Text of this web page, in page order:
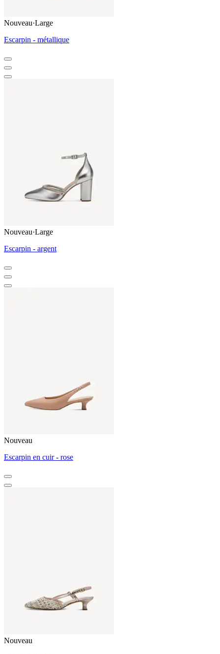
Nouveau·Large
Escarpin - métallique
Nouveau·Large
Escarpin - argent
Nouveau
Escarpin en cuir - rose
Nouveau